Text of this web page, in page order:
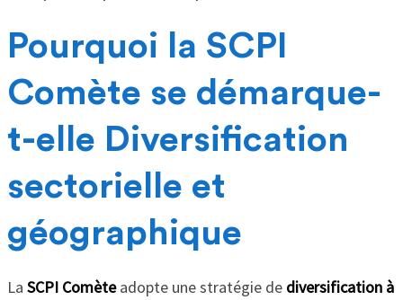
Pourquoi la SCPI
Comète se démarque-
t-elle Diversification
sectorielle et
géographique
La SCPI Comèteadopte une stratégie de diversification à